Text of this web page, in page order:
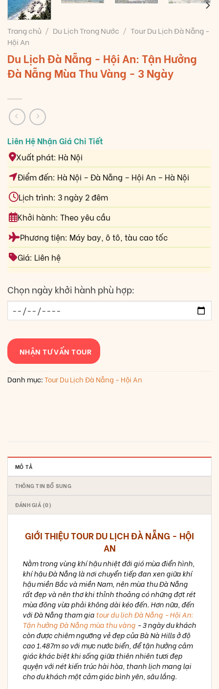
Trang chủ / Du Lịch Trong Nước / Tour Du Lịch Đà Nẵng -
Hội An
Du Lịch Đà Nẵng - Hội An: Tận Hưởng
Đà Nẵng Mùa Thu Vàng - 3 Ngày
Xuất phát: Hà Nội
Điểm đến: Hà Nội – Đà Nẵng – Hội An – Hà Nội
Lịch trình: 3 ngày 2 đêm
Khởi hành: Theo yêu cầu
Phương tiện: Máy bay, ô tô, tàu cao tốc
Giá: Liên hệ
Chọn ngày khởi hành phù hợp:
NHẬN TƯ VẤN TOUR
Danh mục:Tour Du Lịch Đà Nẵng - Hội An
MÔ TẢ
THÔNG TIN BỔ SUNG
ĐÁNH GIÁ (0)
GIỚI THIỆU TOUR DU LỊCH ĐÀ NẴNG - HỘI
AN
Nằm trong vùng khí hậu nhiệt đới gió mùa điển hình,
khí hậu Đà Nẵng là nơi chuyển tiếp đan xen giữa khí
hậu miền Bắc và miền Nam, nên mùa thu Đà Nẵng
rất đẹp và nên thơ khi thỉnh thoảng có những đợt rét
mùa đông vừa phải không dài kéo đến. Hơn nữa, đến
với Đà Nẵng tham giatour du lịch Đà Nẵng - Hội An:
Tận hưởng Đà Nẵng mùa thu vàng - 3 ngày du khách
còn được chiêm ngưỡng vẻ đẹp của Bà Nà Hills ở độ
cao 1.487m so với mực nước biển, để tận hưởng cảm
giác khác biệt khi sống giữa thiên nhiên tươi đẹp
quyện với nét kiến trúc hài hòa, thanh lịch mang lại
cho du khách một cảm giác bình yên, sâu lắng.